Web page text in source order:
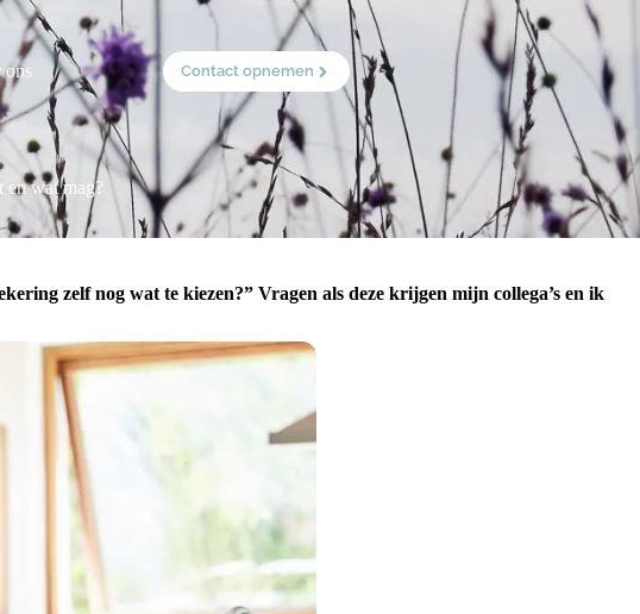
ons Contact opnemen
en wat mag?
zelf nog wat te kiezen?” Vragen als deze krijgen mijn collega’s en ik